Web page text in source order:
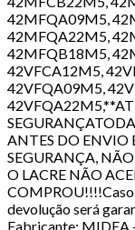
42MFQA09M5,
42MFQA22M5,
42MFQB18M5,
42VFCA12M5,
42VFQA09M5,
ANTES DO ENVIO
SEGURANÇA,
O LACRE NÃO
COMPROU!!!!Caso
devolução será
Fabricante: MIDEA